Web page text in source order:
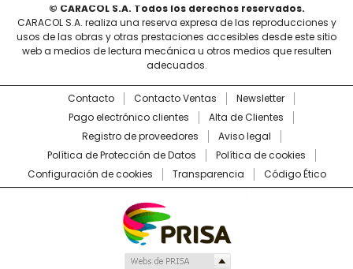
© CARACOL S.A. Todos los derechos reservados.
CARACOL S.A. realiza una reserva expresa de las reproducciones y
usos de las obras y otras prestaciones accesibles desde este sitio
web a medios de lectura mecánica u otros medios que resulten
adecuados.
Contacto Contacto Ventas
Newsletter
Pago electrónico clientes
Alta de Clientes
Registro de proveedores
Aviso legal
Política de Protección de Datos
Política de cookies
Configuración de cookies
Transparencia Código Ético